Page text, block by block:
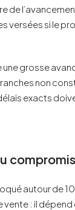
de
si le
grosse
non
exacts
autour de
: il